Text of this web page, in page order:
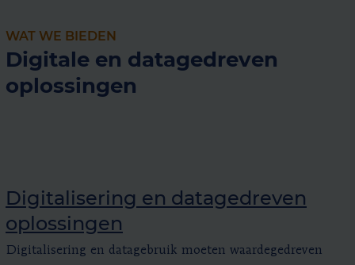
WAT WE BIEDEN
Digitale en datagedreven
oplossingen
Digitalisering en datagedreven
oplossingen
Digitalisering en datagebruik moeten waardegedreven